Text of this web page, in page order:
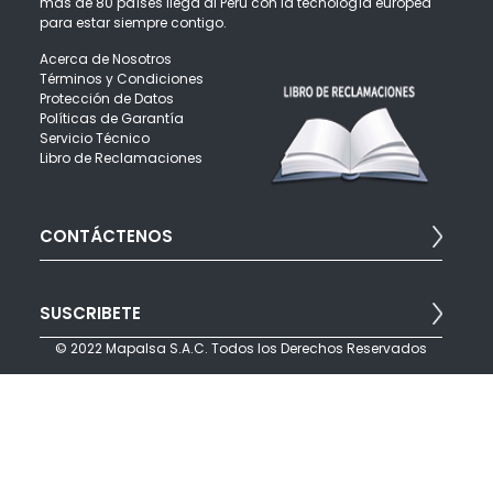
para estar siempre contigo.
Acerca de Nosotros
Términos y Condiciones
Protección de Datos
Políticas de Garantía
Servicio Técnico
Libro de Reclamaciones
CONTÁCTENOS
info@mapalsa.com
Teléfonos: (511) 421 6047 opción 4
Javier Prado Este 560 - San Isidro - Lima Perú
SUSCRIBETE
© 2022 Mapalsa S.A.C. Todos los Derechos Reservados